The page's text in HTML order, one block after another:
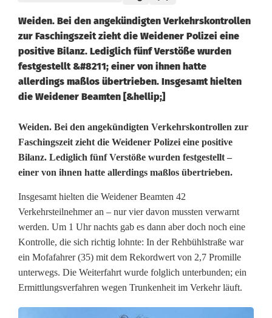
Weiden. Bei den angekündigten Verkehrskontrollen
zur Faschingszeit zieht die Weidener Polizei eine
positive Bilanz. Lediglich fünf Verstöße wurden
festgestellt &#8211; einer von ihnen hatte
allerdings maßlos übertrieben. Insgesamt hielten
die Weidener Beamten [&hellip;]
W
e
i
d
e
n
e
r
N
Weiden. Bei den angekündigten Verkehrskontrollen zur
Faschingszeit zieht die Weidener Polizei eine positive
Bilanz. Lediglich fünf Verstöße wurden festgestellt –
einer von ihnen hatte allerdings maßlos übertrieben.
Insgesamt hielten die Weidener Beamten 42
Verkehrsteilnehmer an – nur vier davon mussten verwarnt
werden. Um 1 Uhr nachts gab es dann aber doch noch eine
Kontrolle, die sich richtig lohnte: In der Rehbühlstraße war
ein Mofafahrer (35) mit dem Rekordwert von 2,7 Promille
unterwegs. Die Weiterfahrt wurde folglich unterbunden; ein
Ermittlungsverfahren wegen Trunkenheit im Verkehr läuft.